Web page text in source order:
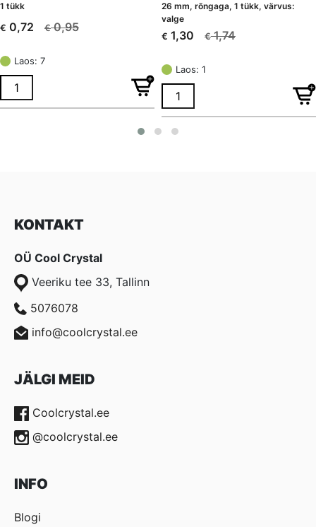
1 tükk
€0,95
Algne
oli:
€ 0,95.
€ 0,72
Current
is:
€ 0,72.
Laos: 7
26 mm, rõngaga, 1 tükk, värvus:
valge
€1,74
Algne
oli:
€ 1,74.
€ 1,30
Current
is:
€ 1,30.
Laos: 1
KONTAKT
OÜ Cool Crystal
Veeriku tee 33, Tallinn
5076078
info@coolcrystal.ee
JÄLGI MEID
Coolcrystal.ee
@coolcrystal.ee
INFO
Blogi